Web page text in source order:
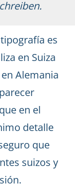
es
en Suiza
Alemania
en el
detalle
que
suizos y